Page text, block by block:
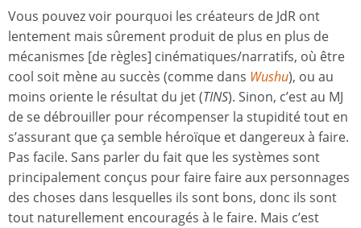
Vous pouvez voir pourquoi les créateurs de JdR ont
lentement mais sûrement produit de plus en plus de
mécanismes [de règles] cinématiques/narratifs, où être
cool soit mène au succès (comme dans Wushu), ou au
moins oriente le résultat du jet (TINS). Sinon, c’est au MJ
de se débrouiller pour récompenser la stupidité tout en
s’assurant que ça semble héroïque et dangereux à faire.
Pas facile. Sans parler du fait que les systèmes sont
principalement conçus pour faire faire aux personnages
des choses dans lesquelles ils sont bons, donc ils sont
tout naturellement encouragés à le faire. Mais c’est